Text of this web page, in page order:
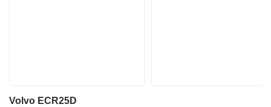
Volvo ECR25D